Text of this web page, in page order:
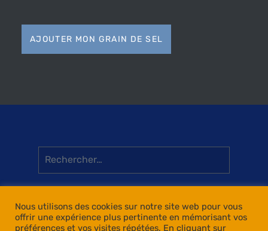
AJOUTER MON GRAIN DE SEL
Nous utilisons des cookies sur notre site web pour vous
offrir une expérience plus pertinente en mémorisant vos
préférences et vos visites répétées. En cliquant sur